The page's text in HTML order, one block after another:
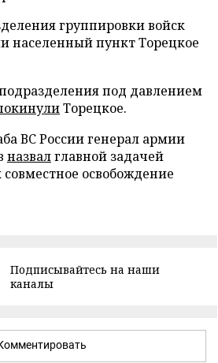
группировки войск
населенный пункт Торецкое
под давлением
Торецкое.
ВС России генерал армии
назвалглавной задачей
освобождение
Подписывайтесь на наши
каналы